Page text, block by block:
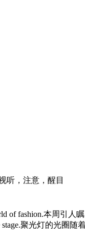
听，注意，醒目
of fashion.本周引人
stage.聚光灯的光圈随